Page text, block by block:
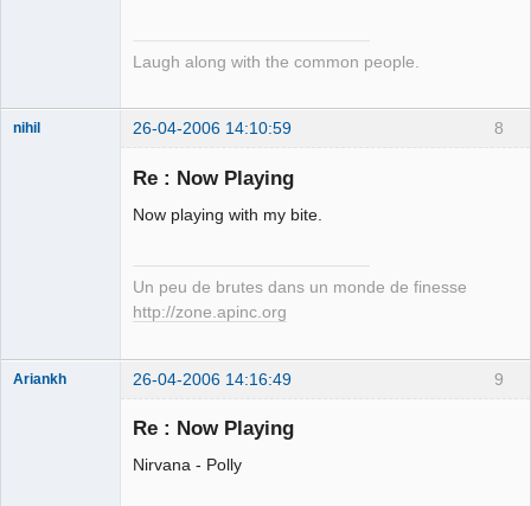
Laugh along with the common people.
8
nihil 26-04-2006 14:10:59
Re : Now Playing
Now playing with my bite.
Un peu de brutes dans un monde de finesse
http://zone.apinc.org
9
Ariankh 26-04-2006 14:16:49
Re : Now Playing
Nirvana - Polly